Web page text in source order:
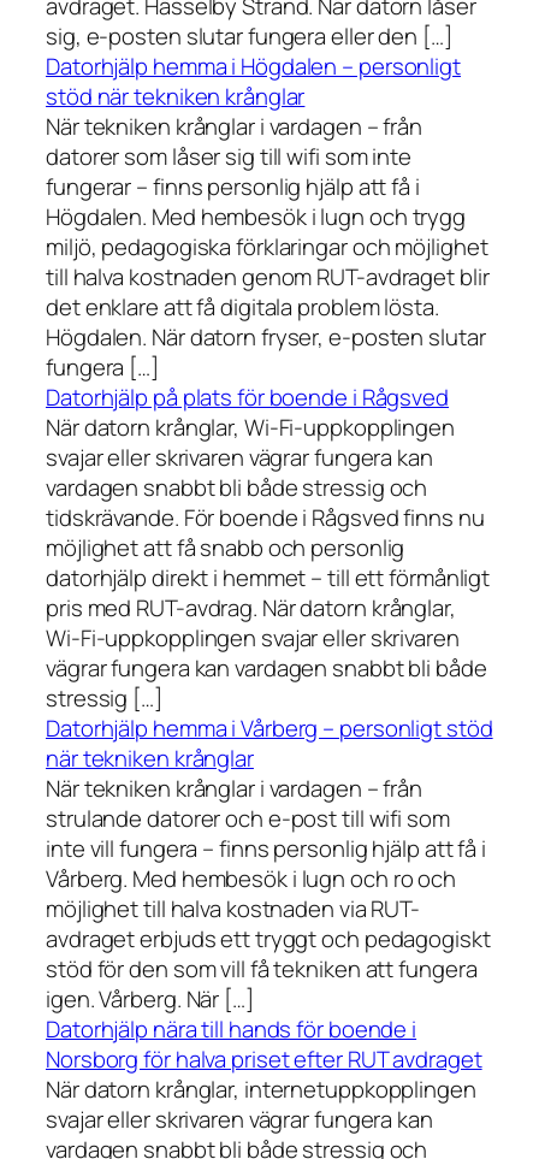
avdraget. Hässelby Strand. När datorn låser
sig, e-posten slutar fungera eller den […]
Datorhjälp hemma i Högdalen – personligt
stöd när tekniken krånglar
När tekniken krånglar i vardagen – från
datorer som låser sig till wifi som inte
fungerar – finns personlig hjälp att få i
Högdalen. Med hembesök i lugn och trygg
miljö, pedagogiska förklaringar och möjlighet
till halva kostnaden genom RUT-avdraget blir
det enklare att få digitala problem lösta.
Högdalen. När datorn fryser, e-posten slutar
fungera […]
Datorhjälp på plats för boende i Rågsved
När datorn krånglar, Wi-Fi-uppkopplingen
svajar eller skrivaren vägrar fungera kan
vardagen snabbt bli både stressig och
tidskrävande. För boende i Rågsved finns nu
möjlighet att få snabb och personlig
datorhjälp direkt i hemmet – till ett förmånligt
pris med RUT-avdrag. När datorn krånglar,
Wi-Fi-uppkopplingen svajar eller skrivaren
vägrar fungera kan vardagen snabbt bli både
stressig […]
Datorhjälp hemma i Vårberg – personligt stöd
när tekniken krånglar
När tekniken krånglar i vardagen – från
strulande datorer och e-post till wifi som
inte vill fungera – finns personlig hjälp att få i
Vårberg. Med hembesök i lugn och ro och
möjlighet till halva kostnaden via RUT-
avdraget erbjuds ett tryggt och pedagogiskt
stöd för den som vill få tekniken att fungera
igen. Vårberg. När […]
Datorhjälp nära till hands för boende i
Norsborg för halva priset efter RUT avdraget
När datorn krånglar, internetuppkopplingen
svajar eller skrivaren vägrar fungera kan
vardagen snabbt bli både stressig och